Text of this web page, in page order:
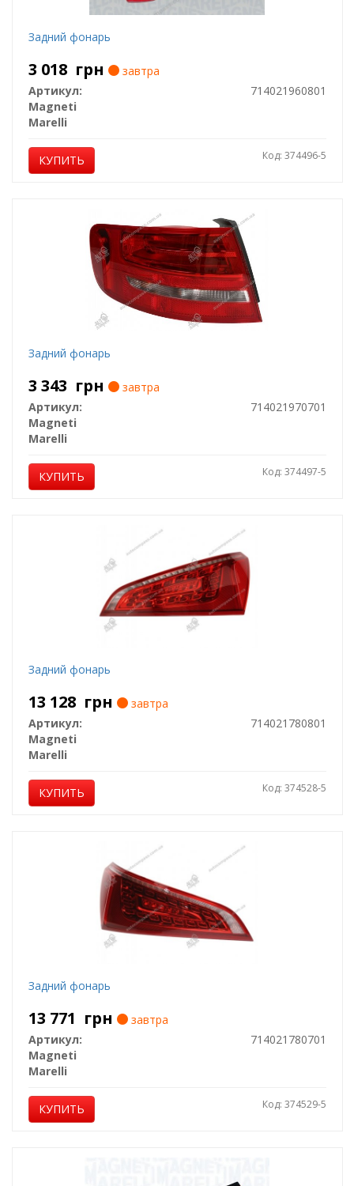
Задний фонарь
3 018 грн
завтра
Артикул:
714021960801
Magneti
Marelli
КУПИТЬ Код: 374496-5
Задний фонарь
3 343 грн
завтра
Артикул:
714021970701
Magneti
Marelli
КУПИТЬ Код: 374497-5
Задний фонарь
13 128 грн
завтра
Артикул:
714021780801
Magneti
Marelli
КУПИТЬ Код: 374528-5
Задний фонарь
13 771 грн
завтра
Артикул:
714021780701
Magneti
Marelli
КУПИТЬ Код: 374529-5